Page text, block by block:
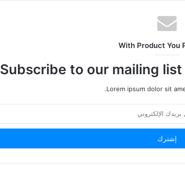
With Product You
Subscribe to our mailing
Lorem ipsum dolor sit